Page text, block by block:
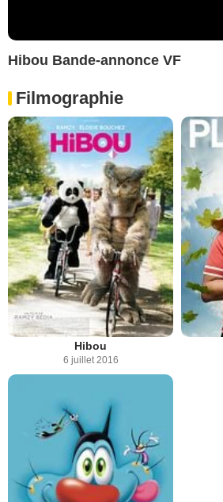
Hibou Bande-annonce VF
Filmographie
Hibou
6 juillet 2016